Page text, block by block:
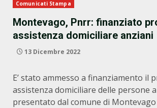
Comunicati Stampa
Montevago, Pnrr: finanziato
assistenza domiciliare anziani
13 Dicembre 2022
E’ stato ammesso a finanziamento il
assistenza domiciliare delle persone
presentato dal comune di Montevago